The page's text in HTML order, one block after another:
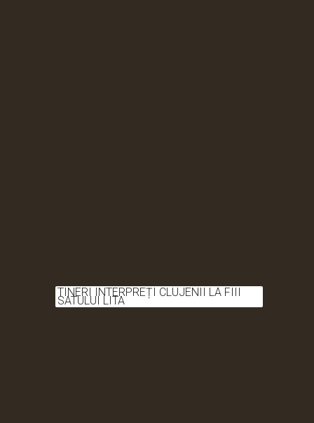
TINERI INTERPREȚI CLUJENII LA FIII
SATULUI LITA